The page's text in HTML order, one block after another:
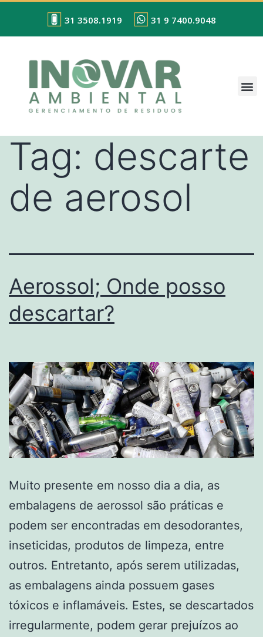
31 3508.1919 31 9 7400.9048
Tag: descarte
de aerosol
Aerossol; Onde posso
descartar?
Muito presente em nosso dia a dia, as
embalagens de aerossol são práticas e
podem ser encontradas em desodorantes,
inseticidas, produtos de limpeza, entre
outros. Entretanto, após serem utilizadas,
as embalagens ainda possuem gases
tóxicos e inflamáveis. Estes, se descartados
irregularmente, podem gerar prejuízos ao